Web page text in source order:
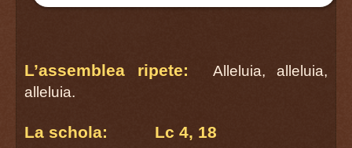
L’assemblea ripete:
Alleluia, alleluia,
alleluia.
La schola: Lc 4, 18